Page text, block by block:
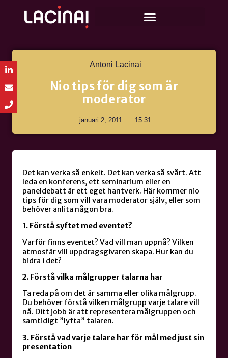
Antoni Lacinai
Nio tips för dig som är
moderator
januari 2, 2011 15:31
Det kan verka så enkelt. Det kan verka så svårt. Att
leda en konferens, ett seminarium eller en
paneldebatt är ett eget hantverk. Här kommer nio
tips för dig som vill vara moderator själv, eller som
behöver anlita någon bra.
1. Förstå syftet med eventet?
Varför finns eventet? Vad vill man uppnå? Vilken
atmosfär vill uppdragsgivaren skapa. Hur kan du
bidra i det?
2. Förstå vilka målgrupper talarna har
Ta reda på om det är samma eller olika målgrupp.
Du behöver förstå vilken målgrupp varje talare vill
nå. Ditt jobb är att representera målgruppen och
samtidigt ”lyfta” talaren.
3. Förstå vad varje talare har för mål med just sin
presentation